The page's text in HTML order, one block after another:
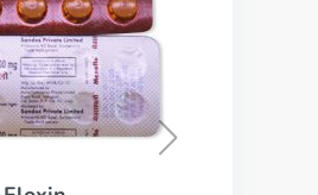
Tinidazol
KAUFEN